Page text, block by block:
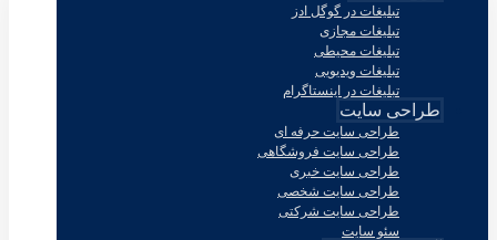
تبلیغات در گوگل ادز
تبلیغات مجازی
تبلیغات محیطی
تبلیغات ویدیویی
تبلیغات در اینستاگرام
طراحی سایت
طراحی سایت حرفه ای
طراحی سایت فروشگاهی
طراحی سایت خبری
طراحی سایت شخصی
طراحی سایت شرکتی
سئو سایت